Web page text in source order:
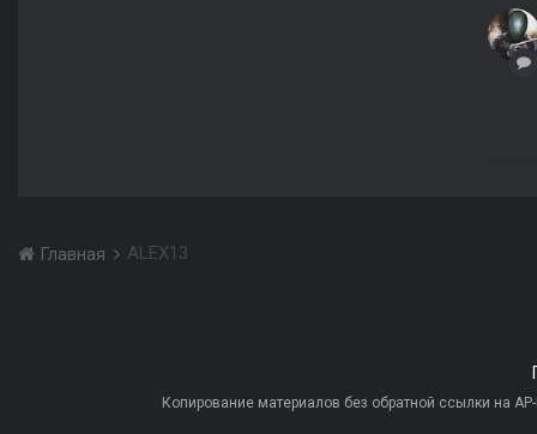
Главная ALEX13
Копирование материалов без обратной ссылки на